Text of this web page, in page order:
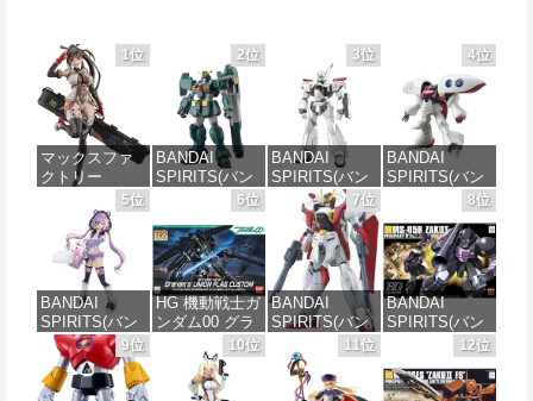
1位
マックスファ
クトリー
MXちゃん 組み
立て式プラモ
デル ノンスケ
ール 全高約
160mm
価格：¥10,094
2位
BANDAI
SPIRITS(バン
ダイ スピリッ
ツ) HG 機動新
世紀ガンダムX
ガンダムレオ
パルド 1/144ス
ケール 色分け
済みプラモデ
ル
価格：¥3,800
3位
BANDAI
SPIRITS(バン
ダイ スピリッ
ツ) 機動警察パ
トレイバー
EZY RG 1/48
AV-98Plus (イ
ングラム・プ
ラス) 色分け済
みプラモデル
価格：¥7,200
4位
BANDAI
SPIRITS(バン
ダイ スピリッ
ツ) HGUC 195
機動戦士Zガン
ダム キュベレ
イ 1/144スケー
ル 色分け済み
プラモデル
価格：¥2,200
5位
BANDAI
SPIRITS(バン
ダイ スピリッ
ツ) 30MS SIS-
J00 メルンジ
6位
HG 機動戦士ガ
ンダム00 グラ
ハム専用ユニ
オンフラッグ
カスタム 1/144
7位
BANDAI
SPIRITS(バン
ダイ スピリッ
ツ) HGAW 機
動新世紀ガン
8位
BANDAI
SPIRITS(バン
ダイ スピリッ
ツ) HGUC 機動
戦士ガンダム
9位 10位 11位 12位